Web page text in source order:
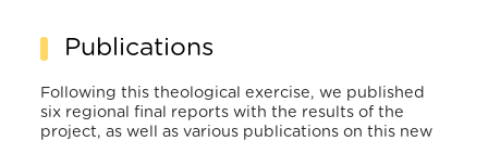
Publications
Following this theological exercise, we published
six regional final reports with the results of the
project, as well as various publications on this new